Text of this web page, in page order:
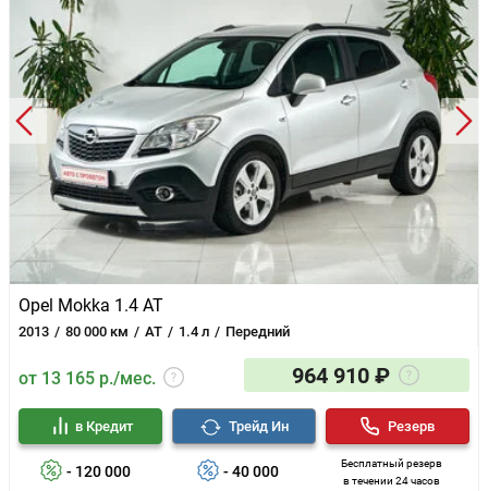
Opel Mokka 1.4 AT
2013 80 000 км AT 1.4 л Передний
от 13 165 р./мес. 964 910 ₽
- 120 000
в Кредит
- 40 000
Трейд Ин
Бесплатный резерв
в течении 24 часов
Резерв